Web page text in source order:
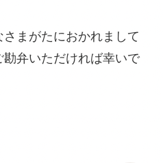
まがたにおかれまして
弁いただければ幸いで